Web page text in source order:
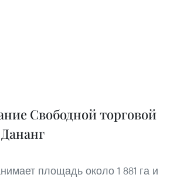
Свободной торговой
площадь около 1 881 га и